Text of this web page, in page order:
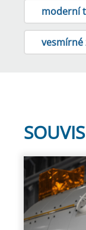
moderní
vesmírné